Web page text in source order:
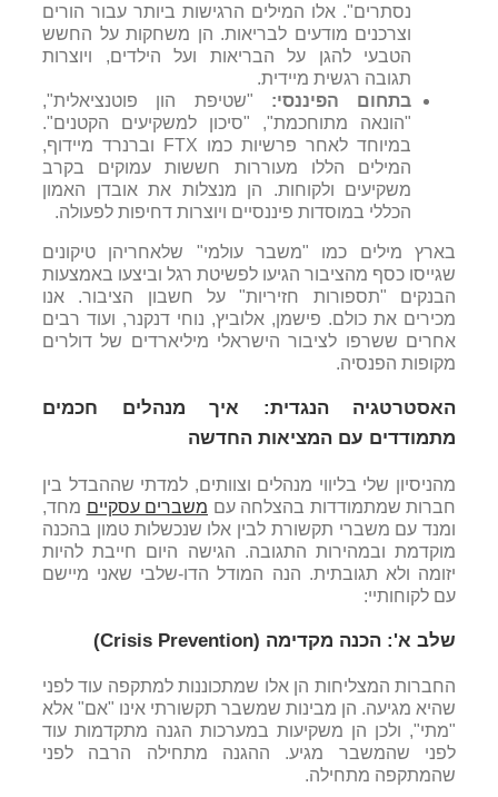
נסתרים". אלו המילים הרגישות ביותר עבור הורים
וצרכנים מודעים לבריאות. הן משחקות על החשש
הטבעי להגן על הבריאות ועל הילדים, ויוצרות
תגובה רגשית מיידית.
בתחום הפיננסי: "שטיפת הון פוטנציאלית",
"הונאה מתוחכמת", "סיכון למשקיעים הקטנים".
במיוחד לאחר פרשיות כמו FTX וברנרד מיידוף,
המילים הללו מעוררות חששות עמוקים בקרב
משקיעים ולקוחות. הן מנצלות את אובדן האמון
הכללי במוסדות פיננסיים ויוצרות דחיפות לפעולה.
בארץ מילים כמו "משבר עולמי" שלאחריהן טיקונים
שגייסו כסף מהציבור הגיעו לפשיטת רגל וביצעו באמצעות
הבנקים "תספורות חזיריות" על חשבון הציבור. אנו
מכירים את כולם. פישמן, אלוביץ, נוחי דנקנר, ועוד רבים
אחרים ששרפו לציבור הישראלי מיליארדים של דולרים
מקופות הפנסיה.
האסטרטגיה הנגדית: איך מנהלים חכמים
מתמודדים עם המציאות החדשה
מהניסיון שלי בליווי מנהלים וצוותים, למדתי שההבדל בין
חברות שמתמודדות בהצלחה עם משברים עסקיים מחד,
ומנד עם משברי תקשורת לבין אלו שנכשלות טמון בהכנה
מוקדמת ובמהירות התגובה. הגישה היום חייבת להיות
יזומה ולא תגובתית. הנה המודל הדו-שלבי שאני מיישם
עם לקוחותיי:
שלב א': הכנה מקדימה (Crisis Prevention)
החברות המצליחות הן אלו שמתכוננות למתקפה עוד לפני
שהיא מגיעה. הן מבינות שמשבר תקשורתי אינו "אם" אלא
"מתי", ולכן הן משקיעות במערכות הגנה מתקדמות עוד
לפני שהמשבר מגיע. ההגנה מתחילה הרבה לפני
שהמתקפה מתחילה.